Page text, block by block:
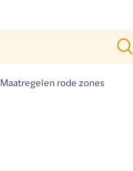
Maatregelen rode zones